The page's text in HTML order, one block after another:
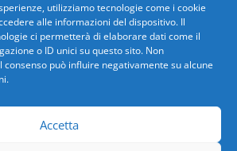
utilizziamo tecnologie come i cookie
alle informazioni del dispositivo. Il
ci permetterà di elaborare dati come il
o ID unici su questo sito. Non
può influire negativamente su alcune
Accetta
SESTRI PONENTE